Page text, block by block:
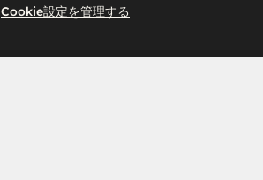
Cookie設定を管理する